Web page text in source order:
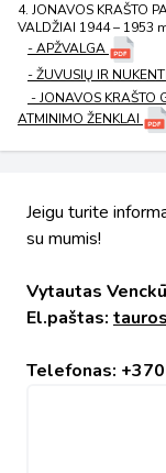
4. JONAVOS KRAŠTO
VALDŽIAI 1944 – 1953
- APŽVALGA
- ŽUVUSIŲ IR
- JONAVOS KRAŠTO
ATMINIMO ŽENKLAI
Jeigu turite
su mumis!
Vytautas
El.paštas:
Telefonas: